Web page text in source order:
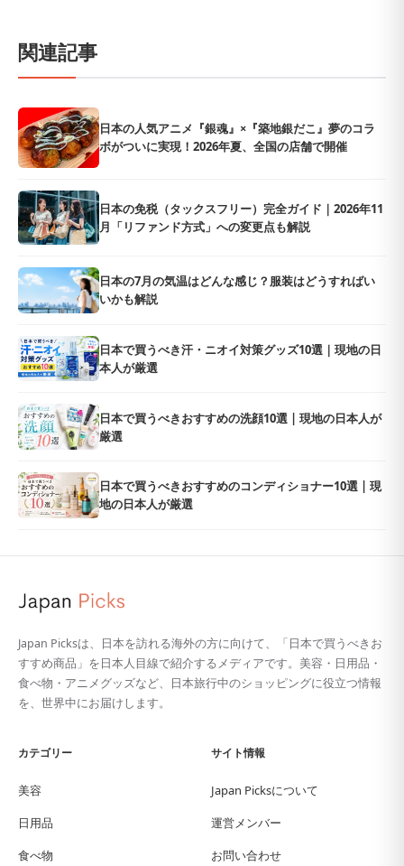
関連記事
日本の人気アニメ『銀魂』×『築地銀だこ』夢のコラ
ボがついに実現！2026年夏、全国の店舗で開催
日本の免税（タックスフリー）完全ガイド｜2026年11
月「リファンド方式」への変更点も解説
日本の7月の気温はどんな感じ？服装はどうすればい
いかも解説
日本で買うべき汗・ニオイ対策グッズ10選｜現地の日
本人が厳選
日本で買うべきおすすめの洗顔10選 | 現地の日本人が
厳選
日本で買うべきおすすめのコンディショナー10選 | 現
地の日本人が厳選
Japan Picksは、日本を訪れる海外の方に向けて、「日本で買うべきお
すすめ商品」を日本人目線で紹介するメディアです。美容・日用品・
食べ物・アニメグッズなど、日本旅行中のショッピングに役立つ情報
を、世界中にお届けします。
カテゴリー
美容
日用品
食べ物
サイト情報
Japan Picksについて
運営メンバー
お問い合わせ